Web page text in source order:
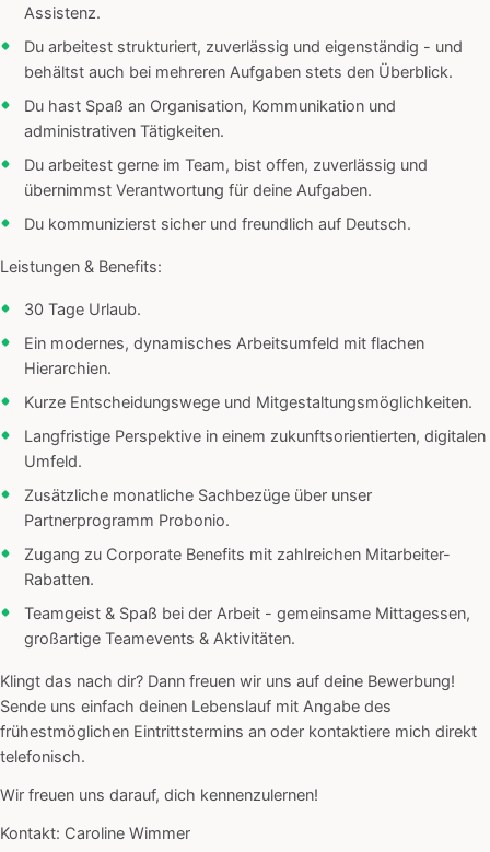
Assistenz.
Du arbeitest strukturiert, zuverlässig und eigenständig - und
behältst auch bei mehreren Aufgaben stets den Überblick.
Du hast Spaß an Organisation, Kommunikation und
administrativen Tätigkeiten.
Du arbeitest gerne im Team, bist offen, zuverlässig und
übernimmst Verantwortung für deine Aufgaben.
Du kommunizierst sicher und freundlich auf Deutsch.
Leistungen & Benefits:
30 Tage Urlaub.
Ein modernes, dynamisches Arbeitsumfeld mit flachen
Hierarchien.
Kurze Entscheidungswege und Mitgestaltungsmöglichkeiten.
Langfristige Perspektive in einem zukunftsorientierten, digitalen
Umfeld.
Zusätzliche monatliche Sachbezüge über unser
Partnerprogramm Probonio.
Zugang zu Corporate Benefits mit zahlreichen Mitarbeiter-
Rabatten.
Teamgeist & Spaß bei der Arbeit - gemeinsame Mittagessen,
großartige Teamevents & Aktivitäten.
Klingt das nach dir? Dann freuen wir uns auf deine Bewerbung!
Sende uns einfach deinen Lebenslauf mit Angabe des
frühestmöglichen Eintrittstermins an oder kontaktiere mich direkt
telefonisch.
Wir freuen uns darauf, dich kennenzulernen!
Kontakt: Caroline Wimmer